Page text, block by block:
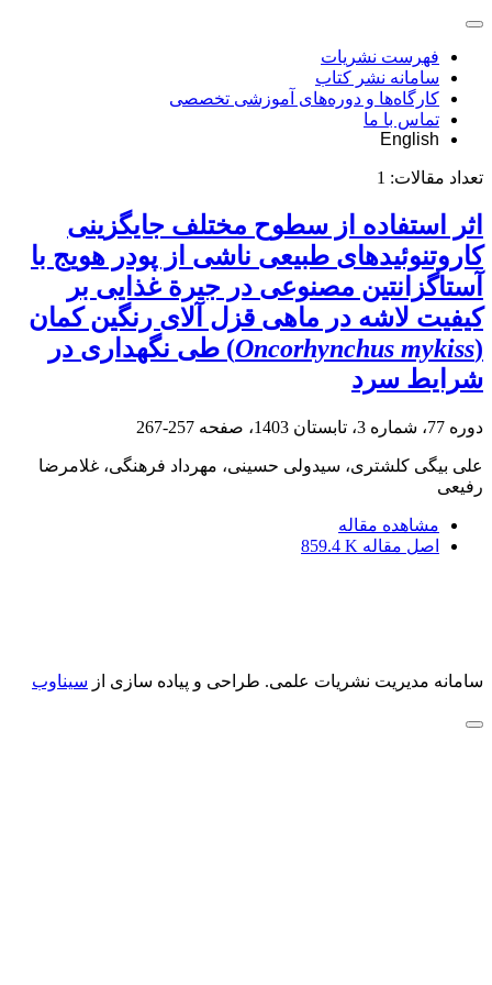
فهرست نشریات
سامانه نشر کتاب
کارگاه‌ها و دوره‌های آموزشی تخصصی
تماس با ما
English
تعداد مقالات: 1
اثر استفاده از سطوح مختلف جایگزینی
کاروتنوئیدهای طبیعی ناشی از پودر هویج با
آستاگزانتین مصنوعی در جیرة غذایی بر
کیفیت لاشه در ماهی قزل‏ آلای رنگین ‏کمان
(
Oncorhynchus mykiss) طی نگهداری در
شرایط سرد
دوره 77، شماره 3، تابستان 1403، صفحه 257-267
علی بیگی کلشتری، سیدولی حسینی، مهرداد فرهنگی، غلامرضا
رفیعی
مشاهده مقاله
اصل مقاله 859.4 K
سامانه مدیریت نشریات علمی. طراحی و پیاده سازی از سیناوب